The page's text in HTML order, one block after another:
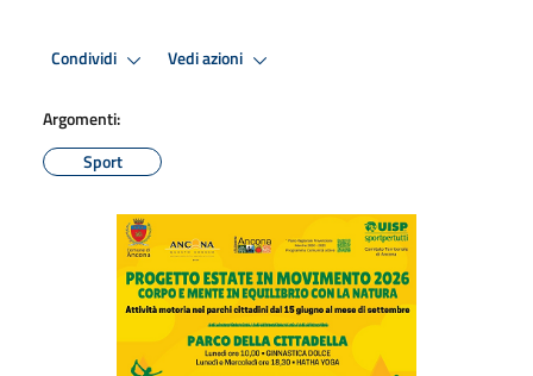
Condividi Vedi azioni
Argomenti:
Sport